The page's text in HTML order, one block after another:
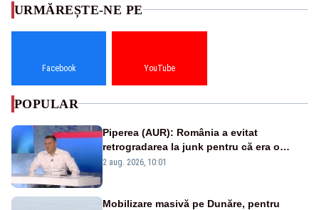
URMĂREȘTE-NE PE
Facebook YouTube
POPULAR
Piperea (AUR): România a evitat
retrogradarea la junk pentru că era o
catastrofă pentru bănci și fondurile de
2 aug. 2026, 10:01
Mobilizare masivă pe Dunăre, pentru